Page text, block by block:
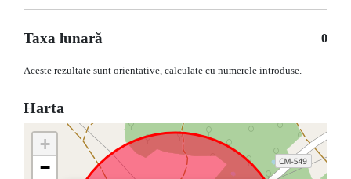
Taxa lunară 0
Aceste rezultate sunt orientative, calculate cu numerele introduse.
Harta
+
−